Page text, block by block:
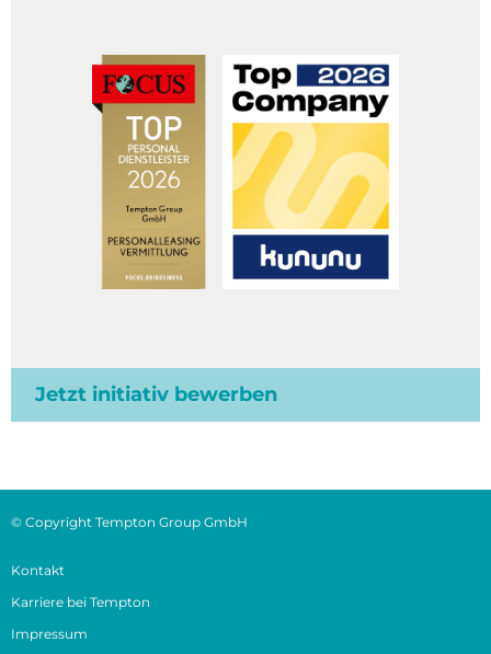
Jetzt initiativ bewerben
© Copyright Tempton Group GmbH
Kontakt
Karriere bei Tempton
Impressum